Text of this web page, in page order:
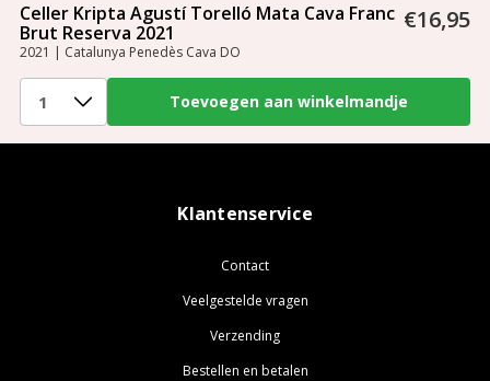
Celler Kripta Agustí Torelló Mata Cava Franc
Brut Reserva 2021
2021 | Catalunya Penedès Cava DO
€16,95
Klantenservice
Contact
Veelgestelde vragen
Verzending
Bestellen en betalen